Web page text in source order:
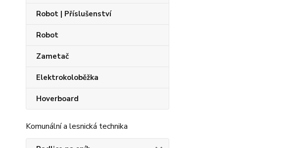
Robot | Příslušenství
Robot
Zametač
Elektrokoloběžka
Hoverboard
Komunální a lesnická technika